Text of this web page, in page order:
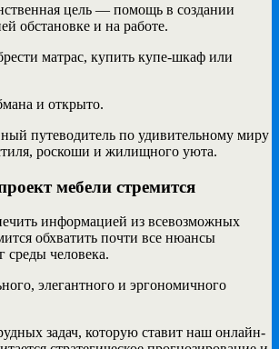
цель — помощь в создании
обстановке и на работе.
матрас, купить купе-шкаф или
и открыто.
путеводитель по удивительному миру
роскоши и жилищного уюта.
мебели стремится
информацией из всевозможных
обхватить почти все нюансы
среды человека.
элегантного и эргономичного
задач, которую ставит наш онлайн-